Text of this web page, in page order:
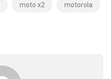
moto x2 motorola